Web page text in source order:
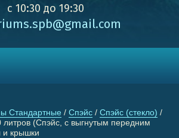
с 10:30 до 19:30
Стандартные / Спэйс / Спэйс (стекло) /
(Спэйс, с выгнутым передним
и крышки